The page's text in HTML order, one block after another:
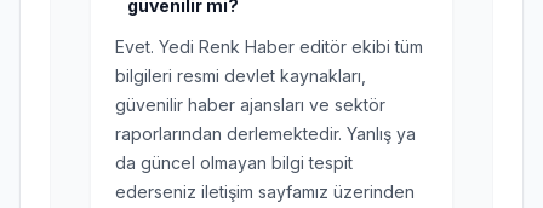
güvenilir mi?
Evet. Yedi Renk Haber editör ekibi tüm
bilgileri resmi devlet kaynakları,
güvenilir haber ajansları ve sektör
raporlarından derlemektedir. Yanlış ya
da güncel olmayan bilgi tespit
ederseniz iletişim sayfamız üzerinden